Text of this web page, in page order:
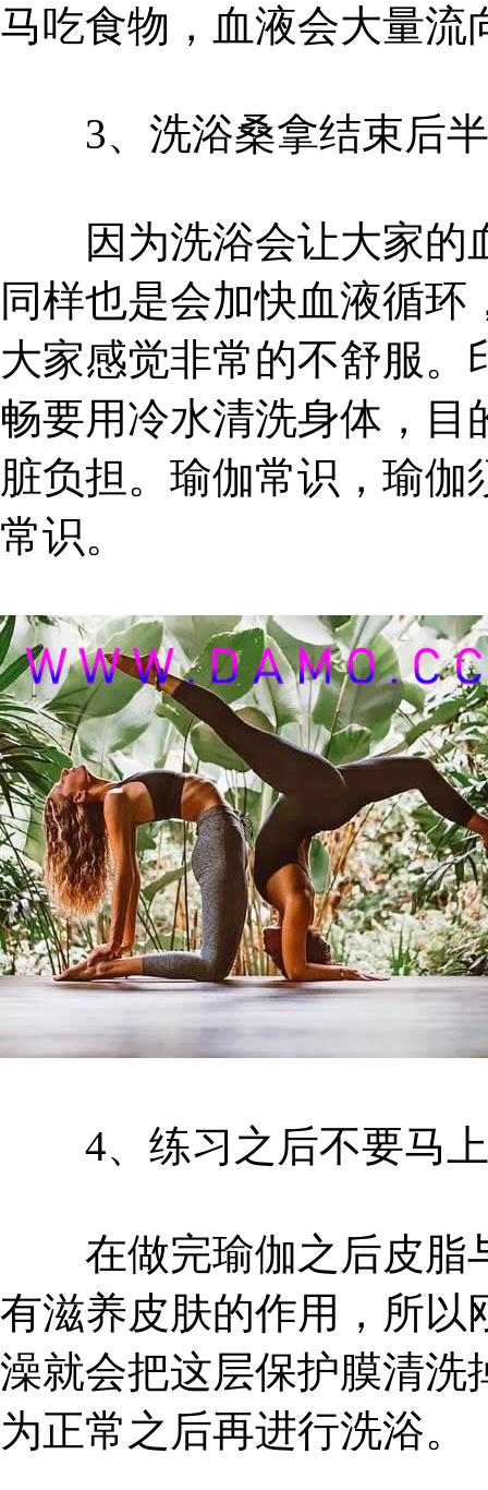
马吃食物，血液会大量流
3、洗浴桑拿结束后半
因为洗浴会让大家的
同样也是会加快血液循
大家感觉非常的不舒服
畅要用冷水清洗身体，
脏负担。瑜伽常识，瑜
常识。
4、练习之后不要马
在做完瑜伽之后皮脂
有滋养皮肤的作用，所以
澡就会把这层保护膜清洗
为正常之后再进行洗浴。